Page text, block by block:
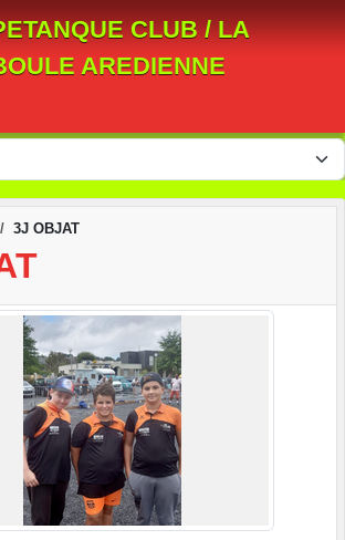
CLUB / LA
AREDIENNE
3J OBJAT
des cookies